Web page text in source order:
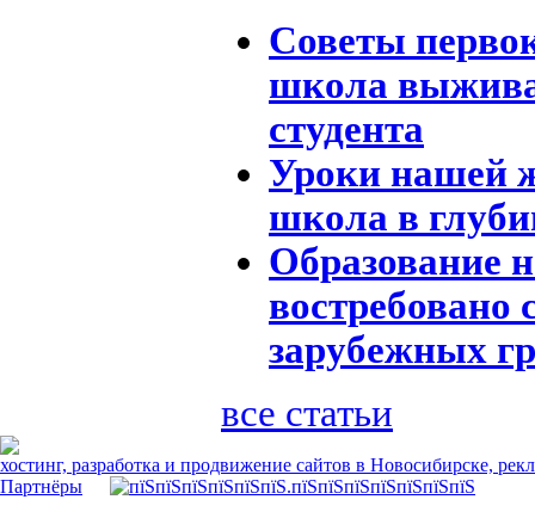
Советы
школа
студента
Уроки нашей
школа в
Образование
востребовано
зарубежных
все статьи
хостинг, разработка и продвижение сайтов в Новосибирске,
Партнёры